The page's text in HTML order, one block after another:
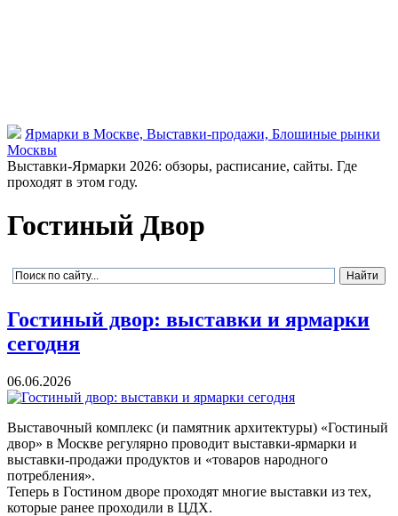
Ярмарки в Москве, Выставки-продажи, Блошиные рынки
Москвы
Выставки-Ярмарки 2026: обзоры, расписание, сайты. Где
проходят в этом году.
Гостиный Двор
Гостиный двор: выставки и ярмарки
сегодня
06.06.2026
Выставочный комплекс (и памятник архитектуры) «Гостиный
двор» в Москве регулярно проводит выставки-ярмарки и
выставки-продажи продуктов и «товаров народного
потребления».
Теперь в Гостином дворе проходят многие выставки из тех,
которые ранее проходили в ЦДХ.